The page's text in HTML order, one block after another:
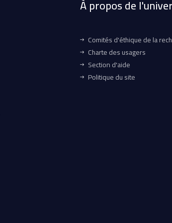
À propos de
Comités d'éthique de la
Charte des usagers
Section d'aide
Politique du site